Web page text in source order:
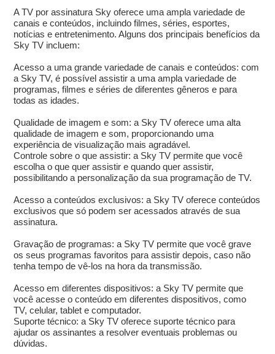
A TV por assinatura Sky oferece uma ampla variedade de
canais e conteúdos, incluindo filmes, séries, esportes,
notícias e entretenimento. Alguns dos principais benefícios da
Sky TV incluem:
Acesso a uma grande variedade de canais e conteúdos: com
a Sky TV, é possível assistir a uma ampla variedade de
programas, filmes e séries de diferentes gêneros e para
todas as idades.
Qualidade de imagem e som: a Sky TV oferece uma alta
qualidade de imagem e som, proporcionando uma
experiência de visualização mais agradável.
Controle sobre o que assistir: a Sky TV permite que você
escolha o que quer assistir e quando quer assistir,
possibilitando a personalização da sua programação de TV.
Acesso a conteúdos exclusivos: a Sky TV oferece conteúdos
exclusivos que só podem ser acessados através de sua
assinatura.
Gravação de programas: a Sky TV permite que você grave
os seus programas favoritos para assistir depois, caso não
tenha tempo de vê-los na hora da transmissão.
Acesso em diferentes dispositivos: a Sky TV permite que
você acesse o conteúdo em diferentes dispositivos, como
TV, celular, tablet e computador.
Suporte técnico: a Sky TV oferece suporte técnico para
ajudar os assinantes a resolver eventuais problemas ou
dúvidas.